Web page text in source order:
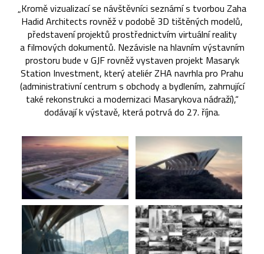
„Kromě vizualizací se návštěvníci seznámí s tvorbou Zaha
Hadid Architects rovněž v podobě 3D tištěných modelů,
představení projektů prostřednictvím virtuální reality
a filmových dokumentů. Nezávisle na hlavním výstavním
prostoru bude v GJF rovněž vystaven projekt Masaryk
Station Investment, který ateliér ZHA navrhla pro Prahu
(administrativní centrum s obchody a bydlením, zahrnující
také rekonstrukci a modernizaci Masarykova nádraží),“
dodávají k výstavě, která potrvá do 27. října.